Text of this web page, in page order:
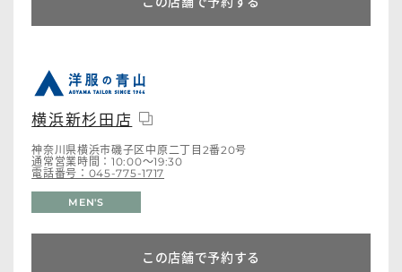
横浜新杉田店
神奈川県横浜市磯子区中原二丁目2番20号
通常営業時間：10:00～19:30
電話番号：045-775-1717
MEN'S
この店舗で予約する